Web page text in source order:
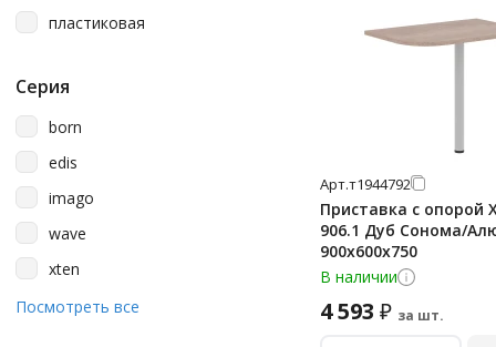
серый
сосна эдмонт/белый
пластиковая
Серия
born
edis
imago
wave
xten
xten-s
Посмотреть все
Арт.т1944792
Приставка с опорой
906.1 Дуб Сонома/
900х600х750
В наличии
4 593 ₽ за шт.